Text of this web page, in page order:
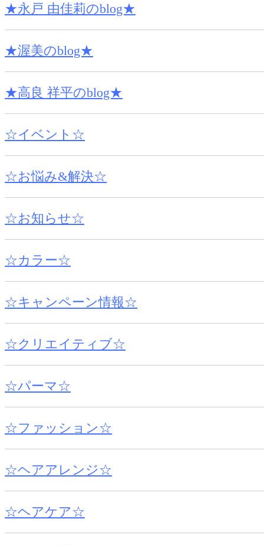
★永戸 由佳莉のblog★
★渥美のblog★
★高良 祥平のblog★
☆イベント☆
☆お悩み&解決☆
☆お知らせ☆
☆カラー☆
☆キャンペーン情報☆
☆クリエイティブ☆
☆パーマ☆
☆ファッション☆
☆ヘアアレンジ☆
☆ヘアケア☆